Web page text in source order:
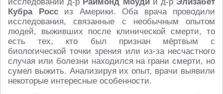
Кубра Россиз Америки. Оба врача проводили
исследования, связанные с необычным опытом
людей, выживших после клинической смерти, то
есть тех, кто был признан мёртвым с
биологической точки зрения или из-за несчастного
случая или болезни находился на грани смерти, но
сумел выжить. Анализируя их опыт, врачи выявили
некоторые интересные особенности.